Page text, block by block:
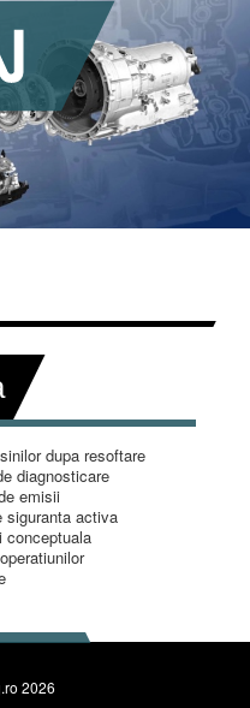
dupa resoftare
diagnosticare
emisii
siguranta activa
conceptuala
2026